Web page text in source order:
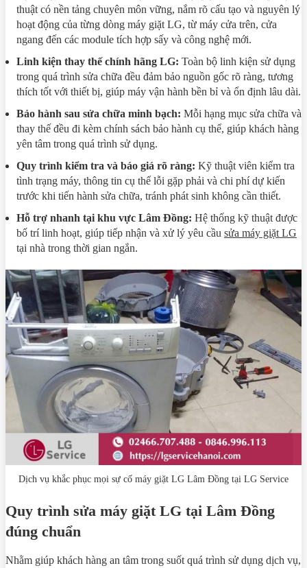
thuật có nền tảng chuyên môn vững, nắm rõ cấu tạo và nguyên lý
hoạt động của từng dòng máy giặt LG, từ máy cửa trên, cửa
ngang đến các module tích hợp sấy và công nghệ mới.
Linh kiện thay thế chính hãng LG: Toàn bộ linh kiện sử dụng
trong quá trình sửa chữa đều đảm bảo nguồn gốc rõ ràng, tương
thích tốt với thiết bị, giúp máy vận hành bền bỉ và ổn định lâu dài.
Bảo hành sau sửa chữa minh bạch: Mỗi hạng mục sửa chữa và
thay thế đều đi kèm chính sách bảo hành cụ thể, giúp khách hàng
yên tâm trong quá trình sử dụng.
Quy trình kiểm tra và báo giá rõ ràng: Kỹ thuật viên kiểm tra
tình trạng máy, thông tin cụ thể lỗi gặp phải và chi phí dự kiến
trước khi tiến hành sửa chữa, tránh phát sinh không cần thiết.
Hỗ trợ nhanh tại khu vực Lâm Đồng: Hệ thống kỹ thuật được
bố trí linh hoạt, giúp tiếp nhận và xử lý yêu cầu sửa máy giặt LG
tại nhà trong thời gian ngắn.
Dịch vụ khắc phục mọi sự cố máy giặt LG Lâm Đồng tại LG Service
Quy trình sửa máy giặt LG tại Lâm Đồng
đúng chuẩn
Nhằm giúp khách hàng an tâm trong suốt quá trình sử dụng dịch vụ,